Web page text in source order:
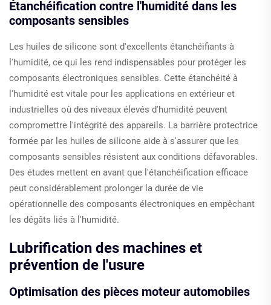
Étanchéification contre l'humidité dans les
composants sensibles
Les huiles de silicone sont d'excellents étanchéifiants à
l'humidité, ce qui les rend indispensables pour protéger les
composants électroniques sensibles. Cette étanchéité à
l'humidité est vitale pour les applications en extérieur et
industrielles où des niveaux élevés d'humidité peuvent
compromettre l'intégrité des appareils. La barrière protectrice
formée par les huiles de silicone aide à s'assurer que les
composants sensibles résistent aux conditions défavorables.
Des études mettent en avant que l'étanchéification efficace
peut considérablement prolonger la durée de vie
opérationnelle des composants électroniques en empêchant
les dégâts liés à l'humidité.
Lubrification des machines et
prévention de l'usure
Optimisation des pièces moteur automobiles